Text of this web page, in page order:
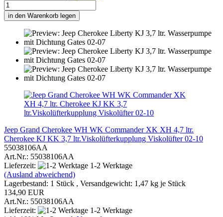
in den Warenkorb legen
Jeep Grand Cherokee WH WK Commander XK XH 4,7 ltr.
Cherokee KJ KK 3,7 ltr.Viskolüfterkupplung Viskolüfter 02-10
55038106AA
Art.Nr.: 55038106AA
Lieferzeit:
1-2 Werktage
(Ausland abweichend)
Lagerbestand: 1 Stück , Versandgewicht: 1,47 kg je Stück
134,90 EUR
Art.Nr.: 55038106AA
Lieferzeit:
1-2 Werktage